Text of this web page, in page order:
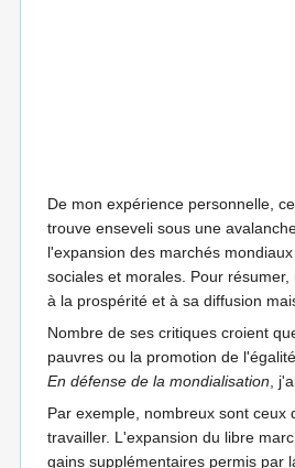
De mon expérience personnelle,
trouve enseveli sous une
l'expansion des marchés
sociales et morales. Pour
à la prospérité et à sa diffusion
Nombre de ses critiques croient
pauvres ou la promotion de
En défense de la mondialisation ,
Par exemple, nombreux sont
travailler. L'expansion du libre
gains supplémentaires permis par